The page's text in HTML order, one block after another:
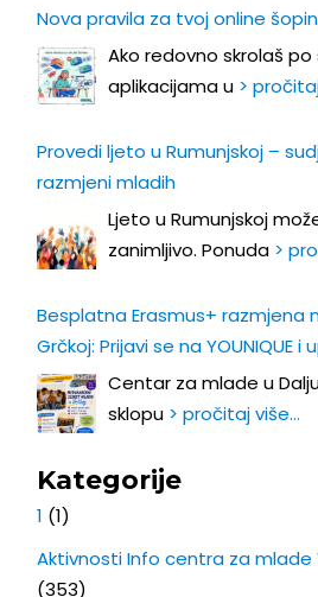
Nova pravila za tvoj online
Ako redovno skrolaš
aplikacijama u >
Provedi ljeto u Rumunjskoj –
razmjeni mladih
Ljeto u Rumunjskoj
zanimljivo. Ponuda >
Besplatna Erasmus+ razmjena
Grčkoj: Prijavi se na YOUNIQUE i
Europu iz prve ruke!
Centar za mlade u
sklopu > pročitaj više…
Kategorije
1 (1)
Aktivnosti Info centra za mlade
(353)